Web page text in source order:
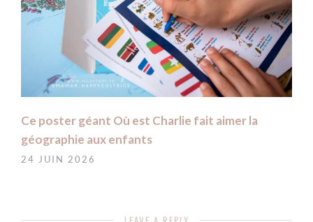
Ce poster géant Où est Charlie fait aimer la
géographie aux enfants
24 JUIN 2026